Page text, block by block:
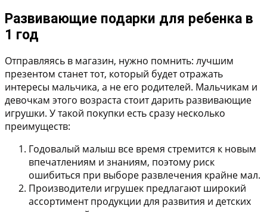
Развивающие подарки для ребенка в
1 год
Отправляясь в магазин, нужно помнить: лучшим
презентом станет тот, который будет отражать
интересы мальчика, а не его родителей. Мальчикам и
девочкам этого возраста стоит дарить развивающие
игрушки. У такой покупки есть сразу несколько
преимуществ:
Годовалый малыш все время стремится к новым
впечатлениям и знаниям, поэтому риск
ошибиться при выборе развлечения крайне мал.
Производители игрушек предлагают широкий
ассортимент продукции для развития и детских